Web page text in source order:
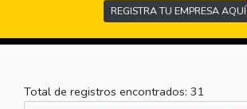
REGISTRA TU EMPRESA AQUÍ
Total de registros encontrados: 31